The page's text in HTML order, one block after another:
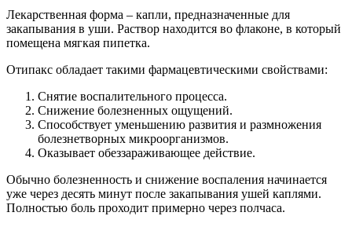
Лекарственная форма – капли, предназначенные для
закапывания в уши. Раствор находится во флаконе, в который
помещена мягкая пипетка.
Отипакс обладает такими фармацевтическими свойствами:
Снятие воспалительного процесса.
Снижение болезненных ощущений.
Способствует уменьшению развития и размножения
болезнетворных микроорганизмов.
Оказывает обеззараживающее действие.
Обычно болезненность и снижение воспаления начинается
уже через десять минут после закапывания ушей каплями.
Полностью боль проходит примерно через полчаса.